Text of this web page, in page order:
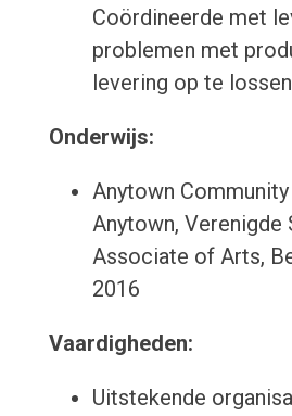
Coördineerde met
problemen met
levering op te
Onderwijs:
Anytown
Anytown, Verenigde
Associate of Arts,
2016
Vaardigheden:
Uitstekende